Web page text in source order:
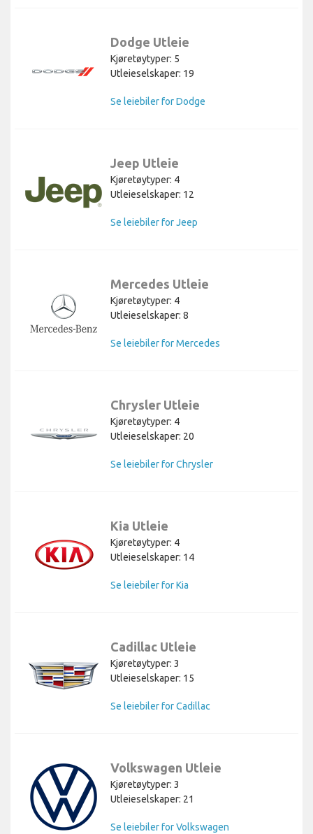
Dodge Utleie
Kjøretøytyper: 5
Utleieselskaper: 19
Se leiebiler for Dodge
Jeep Utleie
Kjøretøytyper: 4
Utleieselskaper: 12
Se leiebiler for Jeep
Mercedes Utleie
Kjøretøytyper: 4
Utleieselskaper: 8
Se leiebiler for Mercedes
Chrysler Utleie
Kjøretøytyper: 4
Utleieselskaper: 20
Se leiebiler for Chrysler
Kia Utleie
Kjøretøytyper: 4
Utleieselskaper: 14
Se leiebiler for Kia
Cadillac Utleie
Kjøretøytyper: 3
Utleieselskaper: 15
Se leiebiler for Cadillac
Volkswagen Utleie
Kjøretøytyper: 3
Utleieselskaper: 21
Se leiebiler for Volkswagen